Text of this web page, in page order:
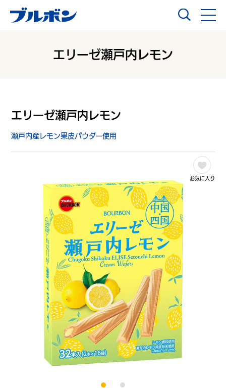
エリーゼ瀬戸内レモン
エリーゼ瀬戸内レモン
瀬戸内産レモン果皮パウダー使用
お気に入り